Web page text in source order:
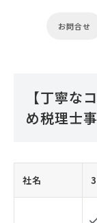
お問合せ
【丁寧な
め税理士
社名